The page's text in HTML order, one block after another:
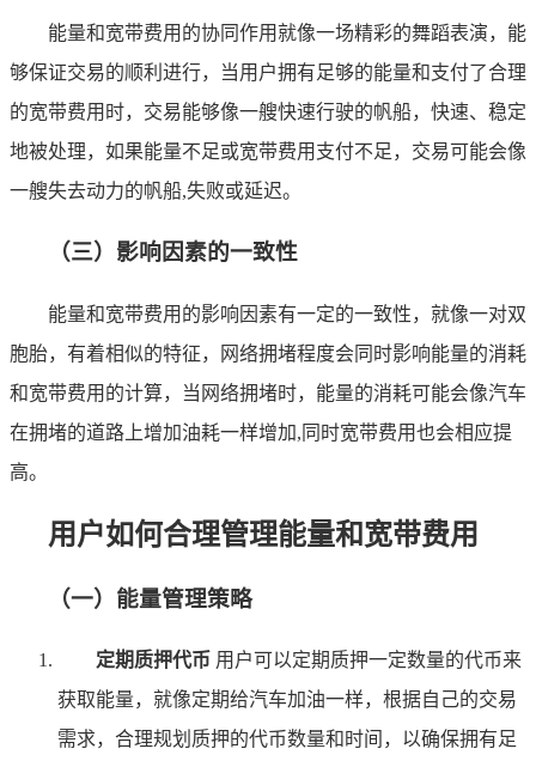
能量和宽带费用的协同作用就像一场精彩的舞蹈表演，能
够保证交易的顺利进行，当用户拥有足够的能量和支付了合理
的宽带费用时，交易能够像一艘快速行驶的帆船，快速、稳定
地被处理，如果能量不足或宽带费用支付不足，交易可能会像
一艘失去动力的帆船,失败或延迟。
（三）影响因素的一致性
能量和宽带费用的影响因素有一定的一致性，就像一对双
胞胎，有着相似的特征，网络拥堵程度会同时影响能量的消耗
和宽带费用的计算，当网络拥堵时，能量的消耗可能会像汽车
在拥堵的道路上增加油耗一样增加,同时宽带费用也会相应提
高。
用户如何合理管理能量和宽带费用
（一）能量管理策略
定期质押代币 用户可以定期质押一定数量的代币来
获取能量，就像定期给汽车加油一样，根据自己的交易
需求，合理规划质押的代币数量和时间，以确保拥有足